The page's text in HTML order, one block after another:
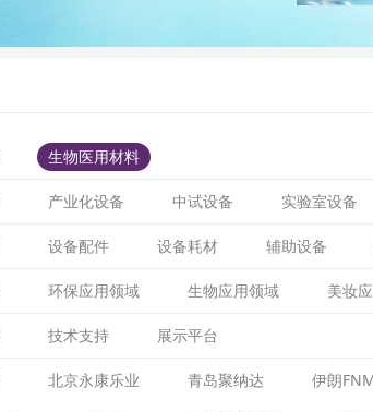
生物医用材料
产业化设备 中试设备 实验室设备
设备配件 设备耗材 辅助设备
环保应用领域 生物应用领域 美妆
技术支持 展示平台
北京永康乐业 青岛聚纳达 伊朗